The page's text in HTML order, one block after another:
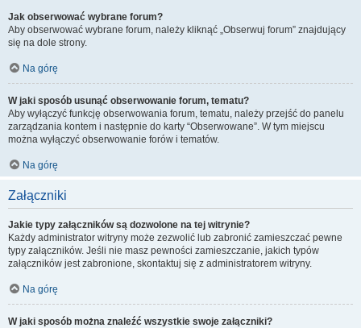
Jak obserwować wybrane forum?
Aby obserwować wybrane forum, należy kliknąć „Obserwuj forum” znajdujący
się na dole strony.
Na górę
W jaki sposób usunąć obserwowanie forum, tematu?
Aby wyłączyć funkcję obserwowania forum, tematu, należy przejść do panelu
zarządzania kontem i następnie do karty “Obserwowane”. W tym miejscu
można wyłączyć obserwowanie forów i tematów.
Na górę
Załączniki
Jakie typy załączników są dozwolone na tej witrynie?
Każdy administrator witryny może zezwolić lub zabronić zamieszczać pewne
typy załączników. Jeśli nie masz pewności zamieszczanie, jakich typów
załączników jest zabronione, skontaktuj się z administratorem witryny.
Na górę
W jaki sposób można znaleźć wszystkie swoje załączniki?